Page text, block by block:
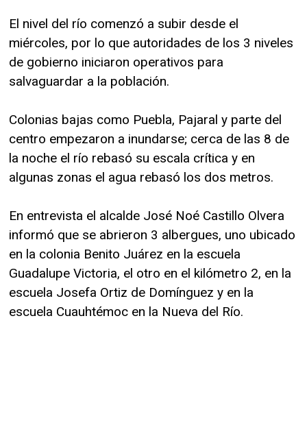
El nivel del río comenzó a subir desde el
miércoles, por lo que autoridades de los 3 niveles
de gobierno iniciaron operativos para
salvaguardar a la población.
Colonias bajas como Puebla, Pajaral y parte del
centro empezaron a inundarse; cerca de las 8 de
la noche el río rebasó su escala crítica y en
algunas zonas el agua rebasó los dos metros.
En entrevista el alcalde José Noé Castillo Olvera
informó que se abrieron 3 albergues, uno ubicado
en la colonia Benito Juárez en la escuela
Guadalupe Victoria, el otro en el kilómetro 2, en la
escuela Josefa Ortiz de Domínguez y en la
escuela Cuauhtémoc en la Nueva del Río.